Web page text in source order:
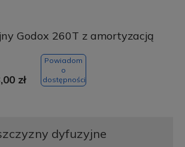
Godox 260T z amortyzacją
zł
Powiadom
o
dostępności
dyfuzyjne